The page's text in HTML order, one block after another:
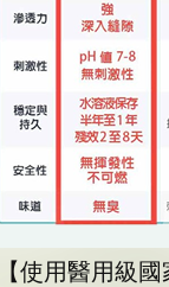
【使用醫用級